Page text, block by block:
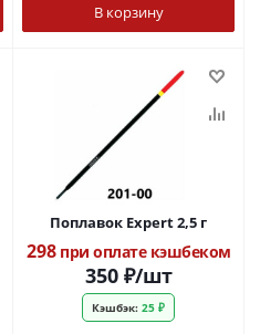
В корзину
Поплавок Expert 2,5 г
298при оплате кэшбеком
350₽/шт
Кэшбэк: 25 ₽